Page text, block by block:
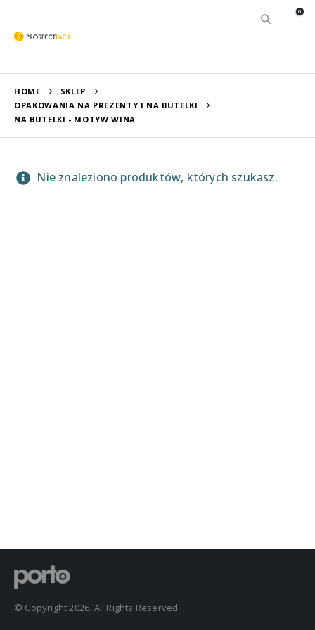
0
HOME
SKLEP
OPAKOWANIA NA PREZENTY I NA BUTELKI
NA BUTELKI - MOTYW WINA
Nie znaleziono produktów, których szukasz.
© Copyright 2026. All Rights Reserved.